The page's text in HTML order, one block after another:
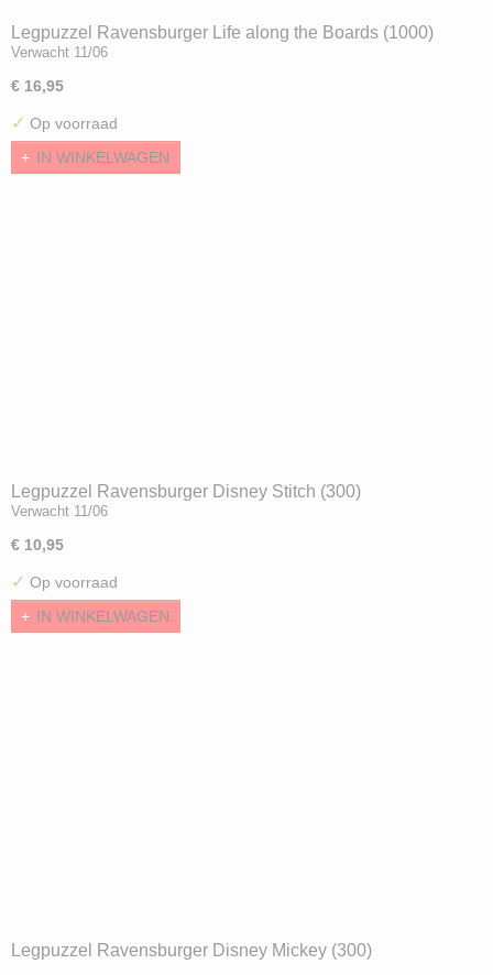
Legpuzzel Ravensburger Life along the Boards (1000)
Verwacht 11/06
€ 16,95
✓ Op voorraad
IN WINKELWAGEN
Legpuzzel Ravensburger Disney Stitch (300)
Verwacht 11/06
€ 10,95
✓ Op voorraad
IN WINKELWAGEN
Legpuzzel Ravensburger Disney Mickey (300)